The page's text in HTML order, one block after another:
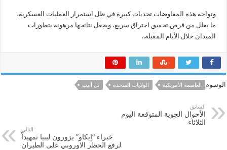
وتواجه هذه المفاوضات تحديات كبيرة في ظل استمرار العمليات العسكرية،
ما يقلل من فرص تحقيق اختراق سريع، ويجعل نتائجها مرهونة بتطورات
الميدان خلال الأيام المقبلة..
الوسوم العاصمة الأمريكية الولايات المتحدة تل أبيب
السابق
الأحوال الجوية المتوقعة اليوم
الثلاثاء
التالي
خبراء “إيكاو” يزورون ليبيا تمهيداً
لرفع الحظر الاوروبي على الطيران